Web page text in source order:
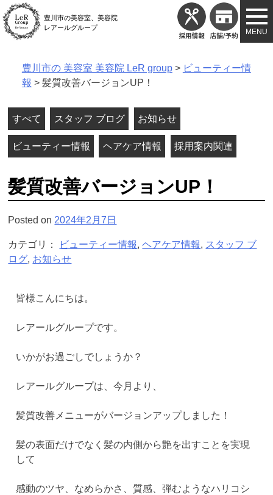
Skip
to
content
豊川市の美容室、美容院
レアールグループ
豊川市の 美容室 美容院 LeR group> ビューティー情
報 > 髪質改善バージョンUP！
すべて スタッフ ブログ お知らせ
ビューティー情報 ヘアケア情報 採用案内関連
髪質改善バージョンUP！
Posted on 2024年2月7日
カテゴリ： ビューティー情報,ヘアケア情報, スタッフ ブ
ログ, お知らせ
皆様こんにちは。
レアールグループです。
いかがお過ごしでしょうか？
レアールグループは、今月より、
髪質改善メニューがバージョンアップしました！
髪の表面だけでなく髪の内側から艶を出すことを実現
して
感動のツヤ、なめらかさ、質感、弾むようなハリコシ